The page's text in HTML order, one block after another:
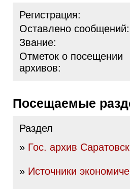
Регистрация:
Оставлено сообщений:
Звание:
Отметок о посещении
архивов:
Посещаемые
Раздел
» Гос. архив
» Источники